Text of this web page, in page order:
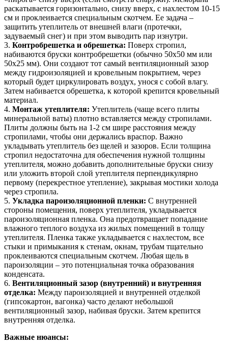
раскатывается горизонтально, снизу вверх, с нахлестом 10-15
см и проклеивается специальным скотчем. Ее задача –
защитить утеплитель от внешней влаги (протечки,
задуваемый снег) и при этом выводить пар изнутри.
3. Контробрешетка и обрешетка: Поверх стропил,
набиваются бруски контробрешетки (обычно 50х50 мм или
50х25 мм). Они создают тот самый вентиляционный зазор
между гидроизоляцией и кровельным покрытием, через
который будет циркулировать воздух, унося с собой влагу.
Затем набивается обрешетка, к которой крепится кровельный
материал.
4. Монтаж утеплителя: Утеплитель (чаще всего плиты
минеральной ваты) плотно вставляется между стропилами.
Плиты должны быть на 1-2 см шире расстояния между
стропилами, чтобы они держались враспор. Важно
укладывать утеплитель без щелей и зазоров. Если толщина
стропил недостаточна для обеспечения нужной толщины
утеплителя, можно добавить дополнительные бруски снизу
или уложить второй слой утеплителя перпендикулярно
первому (перекрестное утепление), закрывая мостики холода
через стропила.
5. Укладка пароизоляционной пленки: С внутренней
стороны помещения, поверх утеплителя, укладывается
пароизоляционная пленка. Она предотвращает попадание
влажного теплого воздуха из жилых помещений в толщу
утеплителя. Пленка также укладывается с нахлестом, все
стыки и примыкания к стенам, окнам, трубам тщательно
проклеиваются специальным скотчем. Любая щель в
пароизоляции – это потенциальная точка образования
конденсата.
6. Вентиляционный зазор (внутренний) и внутренняя
отделка: Между пароизоляцией и внутренней отделкой
(гипсокартон, вагонка) часто делают небольшой
вентиляционный зазор, набивая бруски. Затем крепится
внутренняя отделка.
Важные нюансы: